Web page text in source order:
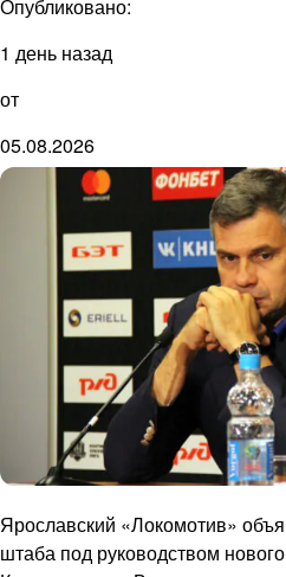
Опубликовано:
1 день назад
от
05.08.2026
Ярославский «Локомотив»
штаба под руководством